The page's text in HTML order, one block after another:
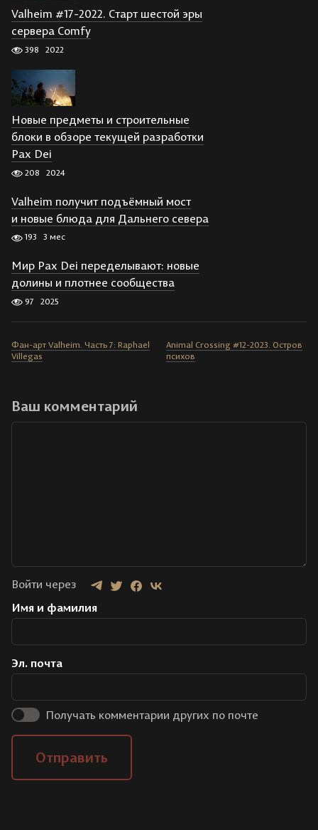
Valheim #17-2022. Старт шестой эры
сервера Comfy
398 2022
Новые предметы и строительные
блоки в обзоре текущей разработки
Pax Dei
208 2024
Valheim получит подъёмный мост
и новые блюда для Дальнего севера
193 3 мес
Мир Pax Dei переделывают: новые
долины и плотнее сообщества
97 2025
Фан-арт Valheim. Часть 7: Raphael
Villegas
Animal Crossing #12-2023. Остров
психов
Ваш комментарий
Войти через
Имя и фамилия
Эл. почта
Получать комментарии других по почте
Отправить